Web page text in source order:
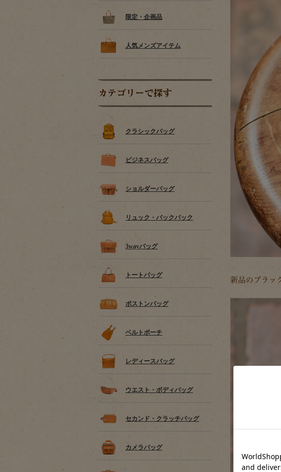
限定・企画品
人気メンズアイテム
カテゴリーで探す
クラシックバッグ
ビジネスバッグ
ショルダーバッグ
リュック・バックパック
3wayバッグ
トートバッグ
ボストンバッグ
ベルトポーチ
レディースバッグ
ウエスト・ボディバッグ
セカンド・クラッチバッグ
カメラバッグ
新品のブラッ